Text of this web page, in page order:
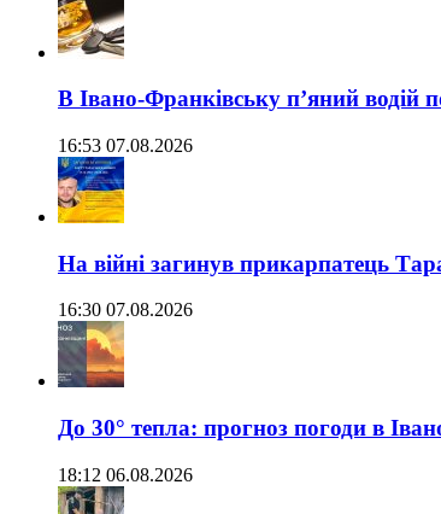
В Івано-Франківську п’яний
16:53 07.08.2026
На війні загинув прикарпатець
16:30 07.08.2026
До 30° тепла: прогноз погоди в
18:12 06.08.2026